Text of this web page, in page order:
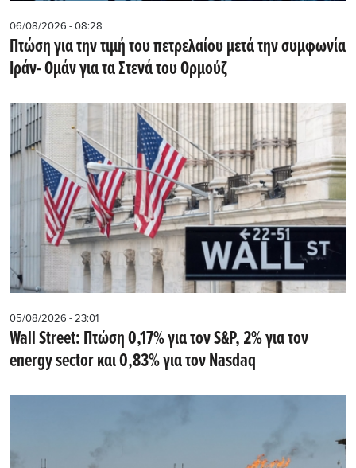
06/08/2026 - 08:28
Πτώση για την τιμή του πετρελαίου μετά την συμφωνία
Ιράν- Ομάν για τα Στενά του Ορμούζ
05/08/2026 - 23:01
Wall Street: Πτώση 0,17% για τον S&P, 2% για τον
energy sector και 0,83% για τον Nasdaq